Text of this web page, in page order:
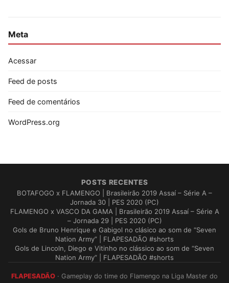
Meta
Acessar
Feed de posts
Feed de comentários
WordPress.org
POSTS RECENTES
BOTAFOGO x FLAMENGO | Brasileirão 2019 Assaí – Série A –
Jornada 30 | PES 2020 (PC)
FLAMENGO x VASCO DA GAMA | Brasileirão 2019 Assaí – Série A
– Jornada 29 | PES 2020 (PC)
Gols de Bruno Henrique e Gabigol no clásico ao som de “Seven
Nation Army” | FLAPESADÃO #shorts
Gols de Lincoln, Diego e Vitinho no clássico ao som de “Seven
Nation Army” | FLAPESADÃO #shorts
FLAPESADÃO · Gameplay do time do Flamengo na Liga Master do